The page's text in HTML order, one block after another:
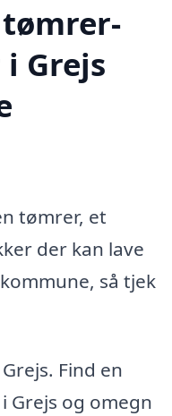
Grejs
tømrer, et
der kan lave
så tjek
Find en
Grejs og omegn